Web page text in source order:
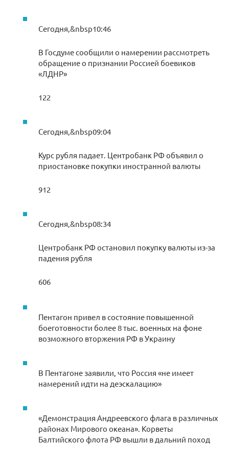
Сегодня,&nbsp10:46
В Госдуме сообщили о намерении рассмотреть
обращение о признании Россией боевиков
«ЛДНР»
122
Сегодня,&nbsp09:04
Курс рубля падает. Центробанк РФ объявил о
приостановке покупки иностранной валюты
912
Сегодня,&nbsp08:34
Центробанк РФ остановил покупку валюты из-за
падения рубля
606
Пентагон привел в состояние повышенной
боеготовности более 8 тыс. военных на фоне
возможного вторжения РФ в Украину
В Пентагоне заявили, что Россия «не имеет
намерений идти на деэскалацию»
«Демонстрация Андреевского флага в различных
районах Мирового океана». Корветы
Балтийского флота РФ вышли в дальний поход